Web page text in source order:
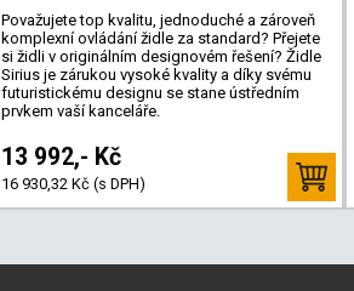
Považujete top kvalitu, jednoduché a zároveň
komplexní ovládání židle za standard? Přejete
si židli v originálním designovém řešení? Židle
Sirius je zárukou vysoké kvality a díky svému
futuristickému designu se stane ústředním
prvkem vaší kanceláře.
13 992,- Kč
16 930,32 Kč (s DPH)